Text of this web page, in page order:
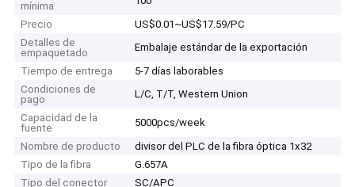
mínima
Precio
US$0.01~US$17.59/PC
Detalles de
empaquetado
Embalaje estándar de la exportación
Tiempo de entrega
5-7 días laborables
Condiciones de
pago
L/C, T/T, Western Union
Capacidad de la
fuente
5000pcs/week
Nombre de producto
divisor del PLC de la fibra óptica 1x32
Tipo de la fibra
G.657A
Tipo del conector
SC/APC